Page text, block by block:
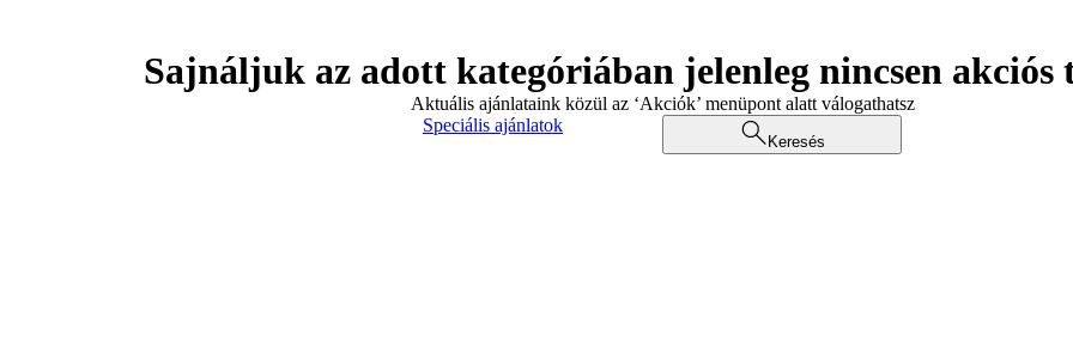
Sajnáljuk az adott kategóriában jelenleg nincsen akciós
Aktuális ajánlataink közül az ‘Akciók’ menüpont alatt válogathatsz
Speciális ajánlatok
Keresés